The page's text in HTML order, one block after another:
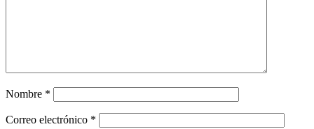
Nombre *
Correo electrónico *